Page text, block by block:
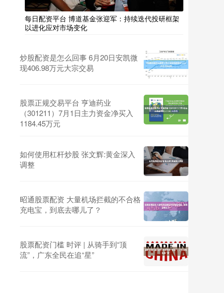
每日配资平台 博道基金张迎军：持续迭代投研框架
以进化应对市场变化
炒股配资是怎么回事 6月20日安凯微
现406.98万元大宗交易
股票正规交易平台 亨迪药业
（301211）7月1日主力资金净买入
1184.45万元
如何使用杠杆炒股 张文辉:黄金深入
调整
昭通股票配资 大量机场拦截的不合格
充电宝，到底去哪儿了？
股票配资门槛 时评 | 从骑手到“顶
流”，广东全民在追“星”